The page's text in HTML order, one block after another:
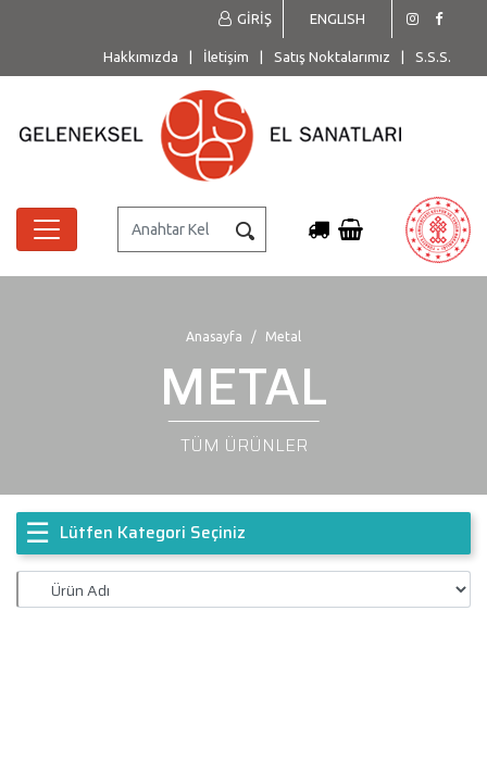
ENGLISH
GİRİŞ
Hakkımızda İletişim Satış Noktalarımız S.S.S.
Anasayfa Metal
METAL
TÜM ÜRÜNLER
☰ Lütfen Kategori Seçiniz